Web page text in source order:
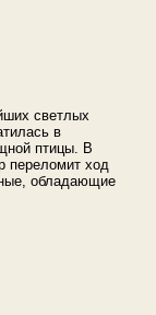
светлых
в
птицы. В
переломит ход
обладающие